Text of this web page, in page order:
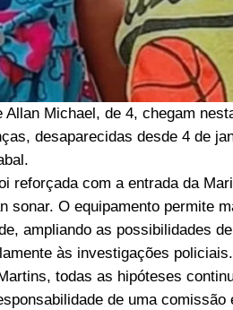
Michael, de 4, chegam
desaparecidas desde 4 de
reforçada com a entrada da
sonar. O equipamento permite
ampliando as possibilidades
às investigações
todas as hipóteses
de uma